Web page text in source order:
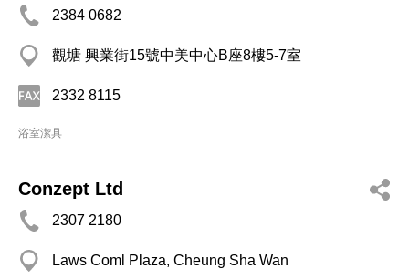
2384 0682
觀塘 興業街15號中美中心B座8樓5-7室
2332 8115
浴室潔具
Conzept Ltd
2307 2180
Laws Coml Plaza, Cheung Sha Wan